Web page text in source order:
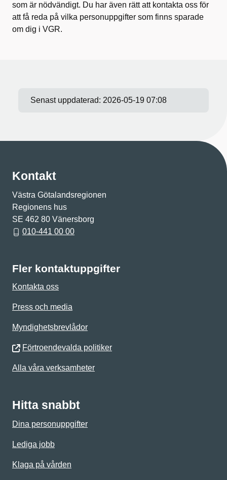
som är nödvändigt. Du har även rätt att kontakta oss för
att få reda på vilka personuppgifter som finns sparade
om dig i VGR.
Senast uppdaterad: 2026-05-19 07:08
Kontakt
Västra Götalandsregionen
Regionens hus
SE 462 80 Vänersborg
010-441 00 00
Fler kontaktuppgifter
Kontakta oss
Press och media
Myndighetsbrevlådor
Förtroendevalda politiker
Alla våra verksamheter
Hitta snabbt
Dina personuppgifter
Lediga jobb
Klaga på vården